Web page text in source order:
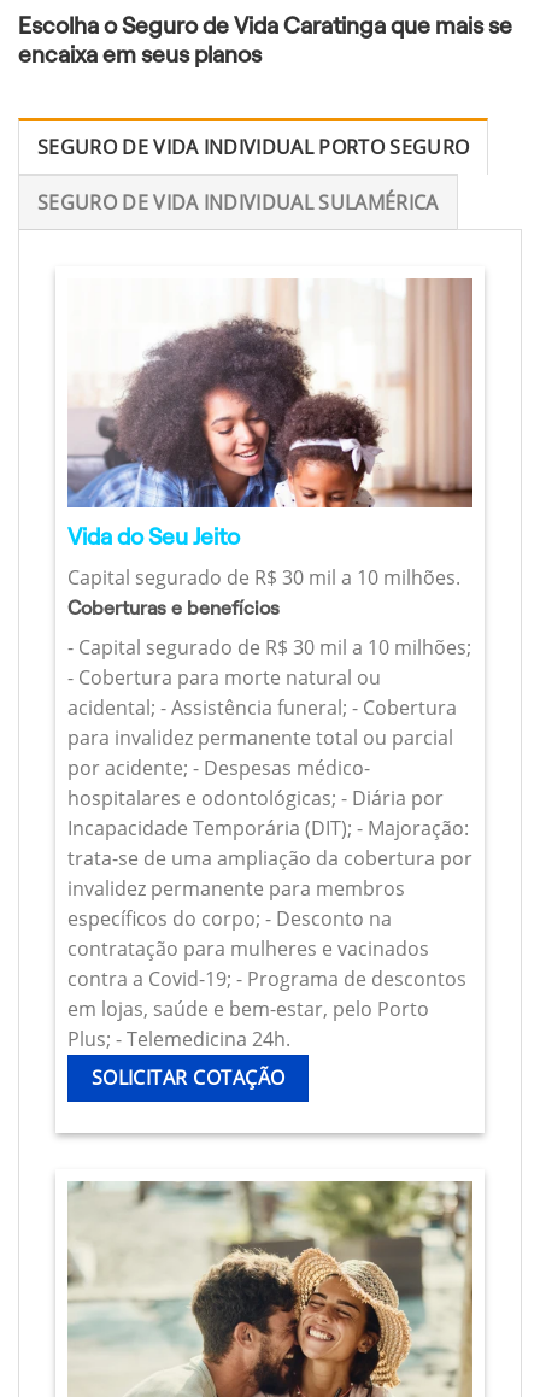
Escolha o Seguro de Vida Caratinga que mais se
encaixa em seus planos
SEGURO DE VIDA INDIVIDUAL PORTO SEGURO
SEGURO DE VIDA INDIVIDUAL SULAMÉRICA
Vida do Seu Jeito
Capital segurado de R$ 30 mil a 10 milhões.
Coberturas e benefícios
- Capital segurado de R$ 30 mil a 10 milhões;
- Cobertura para morte natural ou
acidental; - Assistência funeral; - Cobertura
para invalidez permanente total ou parcial
por acidente; - Despesas médico-
hospitalares e odontológicas; - Diária por
Incapacidade Temporária (DIT); - Majoração:
trata-se de uma ampliação da cobertura por
invalidez permanente para membros
específicos do corpo; - Desconto na
contratação para mulheres e vacinados
contra a Covid-19; - Programa de descontos
em lojas, saúde e bem-estar, pelo Porto
Plus; - Telemedicina 24h.
SOLICITAR COTAÇÃO